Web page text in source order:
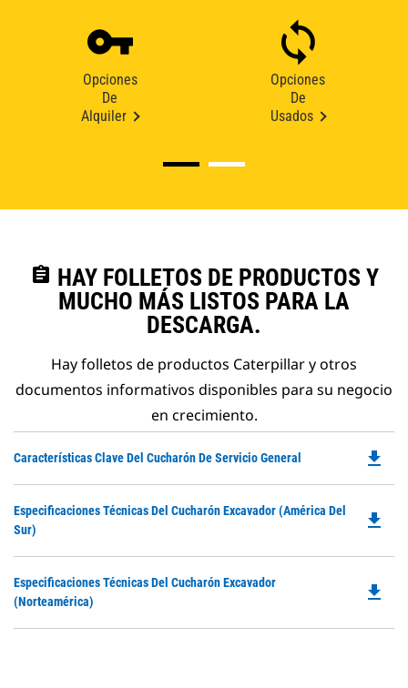
Opciones
De
Alquiler
Opciones
De
Usados
assignment HAY FOLLETOS DE PRODUCTOS Y
MUCHO MÁS LISTOS PARA LA
DESCARGA.
Hay folletos de productos Caterpillar y otros
documentos informativos disponibles para su negocio
en crecimiento.
Características Clave Del Cucharón De Servicio General file_download
Especificaciones Técnicas Del Cucharón Excavador (América Del
Sur)
file_download
Especificaciones Técnicas Del Cucharón Excavador
(Norteamérica)
file_download